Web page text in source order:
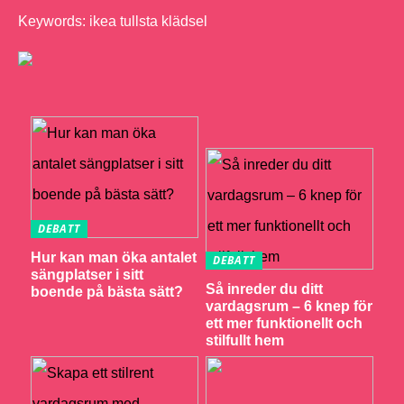
Keywords: ikea tullsta klädsel
DEBATT
Hur kan man öka antalet
sängplatser i sitt
boende på bästa sätt?
DEBATT
Så inreder du ditt
vardagsrum – 6 knep för
ett mer funktionellt och
stilfullt hem